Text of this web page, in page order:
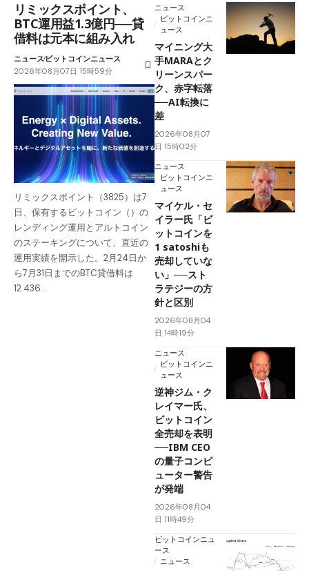
リミックスポイント、
BTC運用益1.3億円──貸
借料は元本に組み入れ
ニュースビットコインニュース
2026年08月07日 15時59分
リミックスポイント（3825）は7
日、保有するビットコイン（）の
レンディング運用とアルトコイン
のステーキングについて、直近の
運用実績を開示した。2月24日か
ら7月31日までのBTC貸借料は
12.436…
ニュース
ビットコインニ
ュース
マイニング大
手MARAとク
リーンスパー
ク、赤字転落
──AI転換に
差
2026年08月07
日 15時02分
ニュース
ビットコインニ
ュース
マイケル・セ
イラー氏「ビ
ットコインを
1 satoshiも
売却していな
い」──スト
ラテジーの方
針と区別
2026年08月04
日 14時19分
ニュース
ビットコインニ
ュース
逆神ジム・ク
レイマー氏、
ビットコイン
全売却を表明
──IBM CEO
の量子コンピ
ューター警告
が発端
2026年08月04
日 11時49分
ビットコインニュ
ース
ニュース